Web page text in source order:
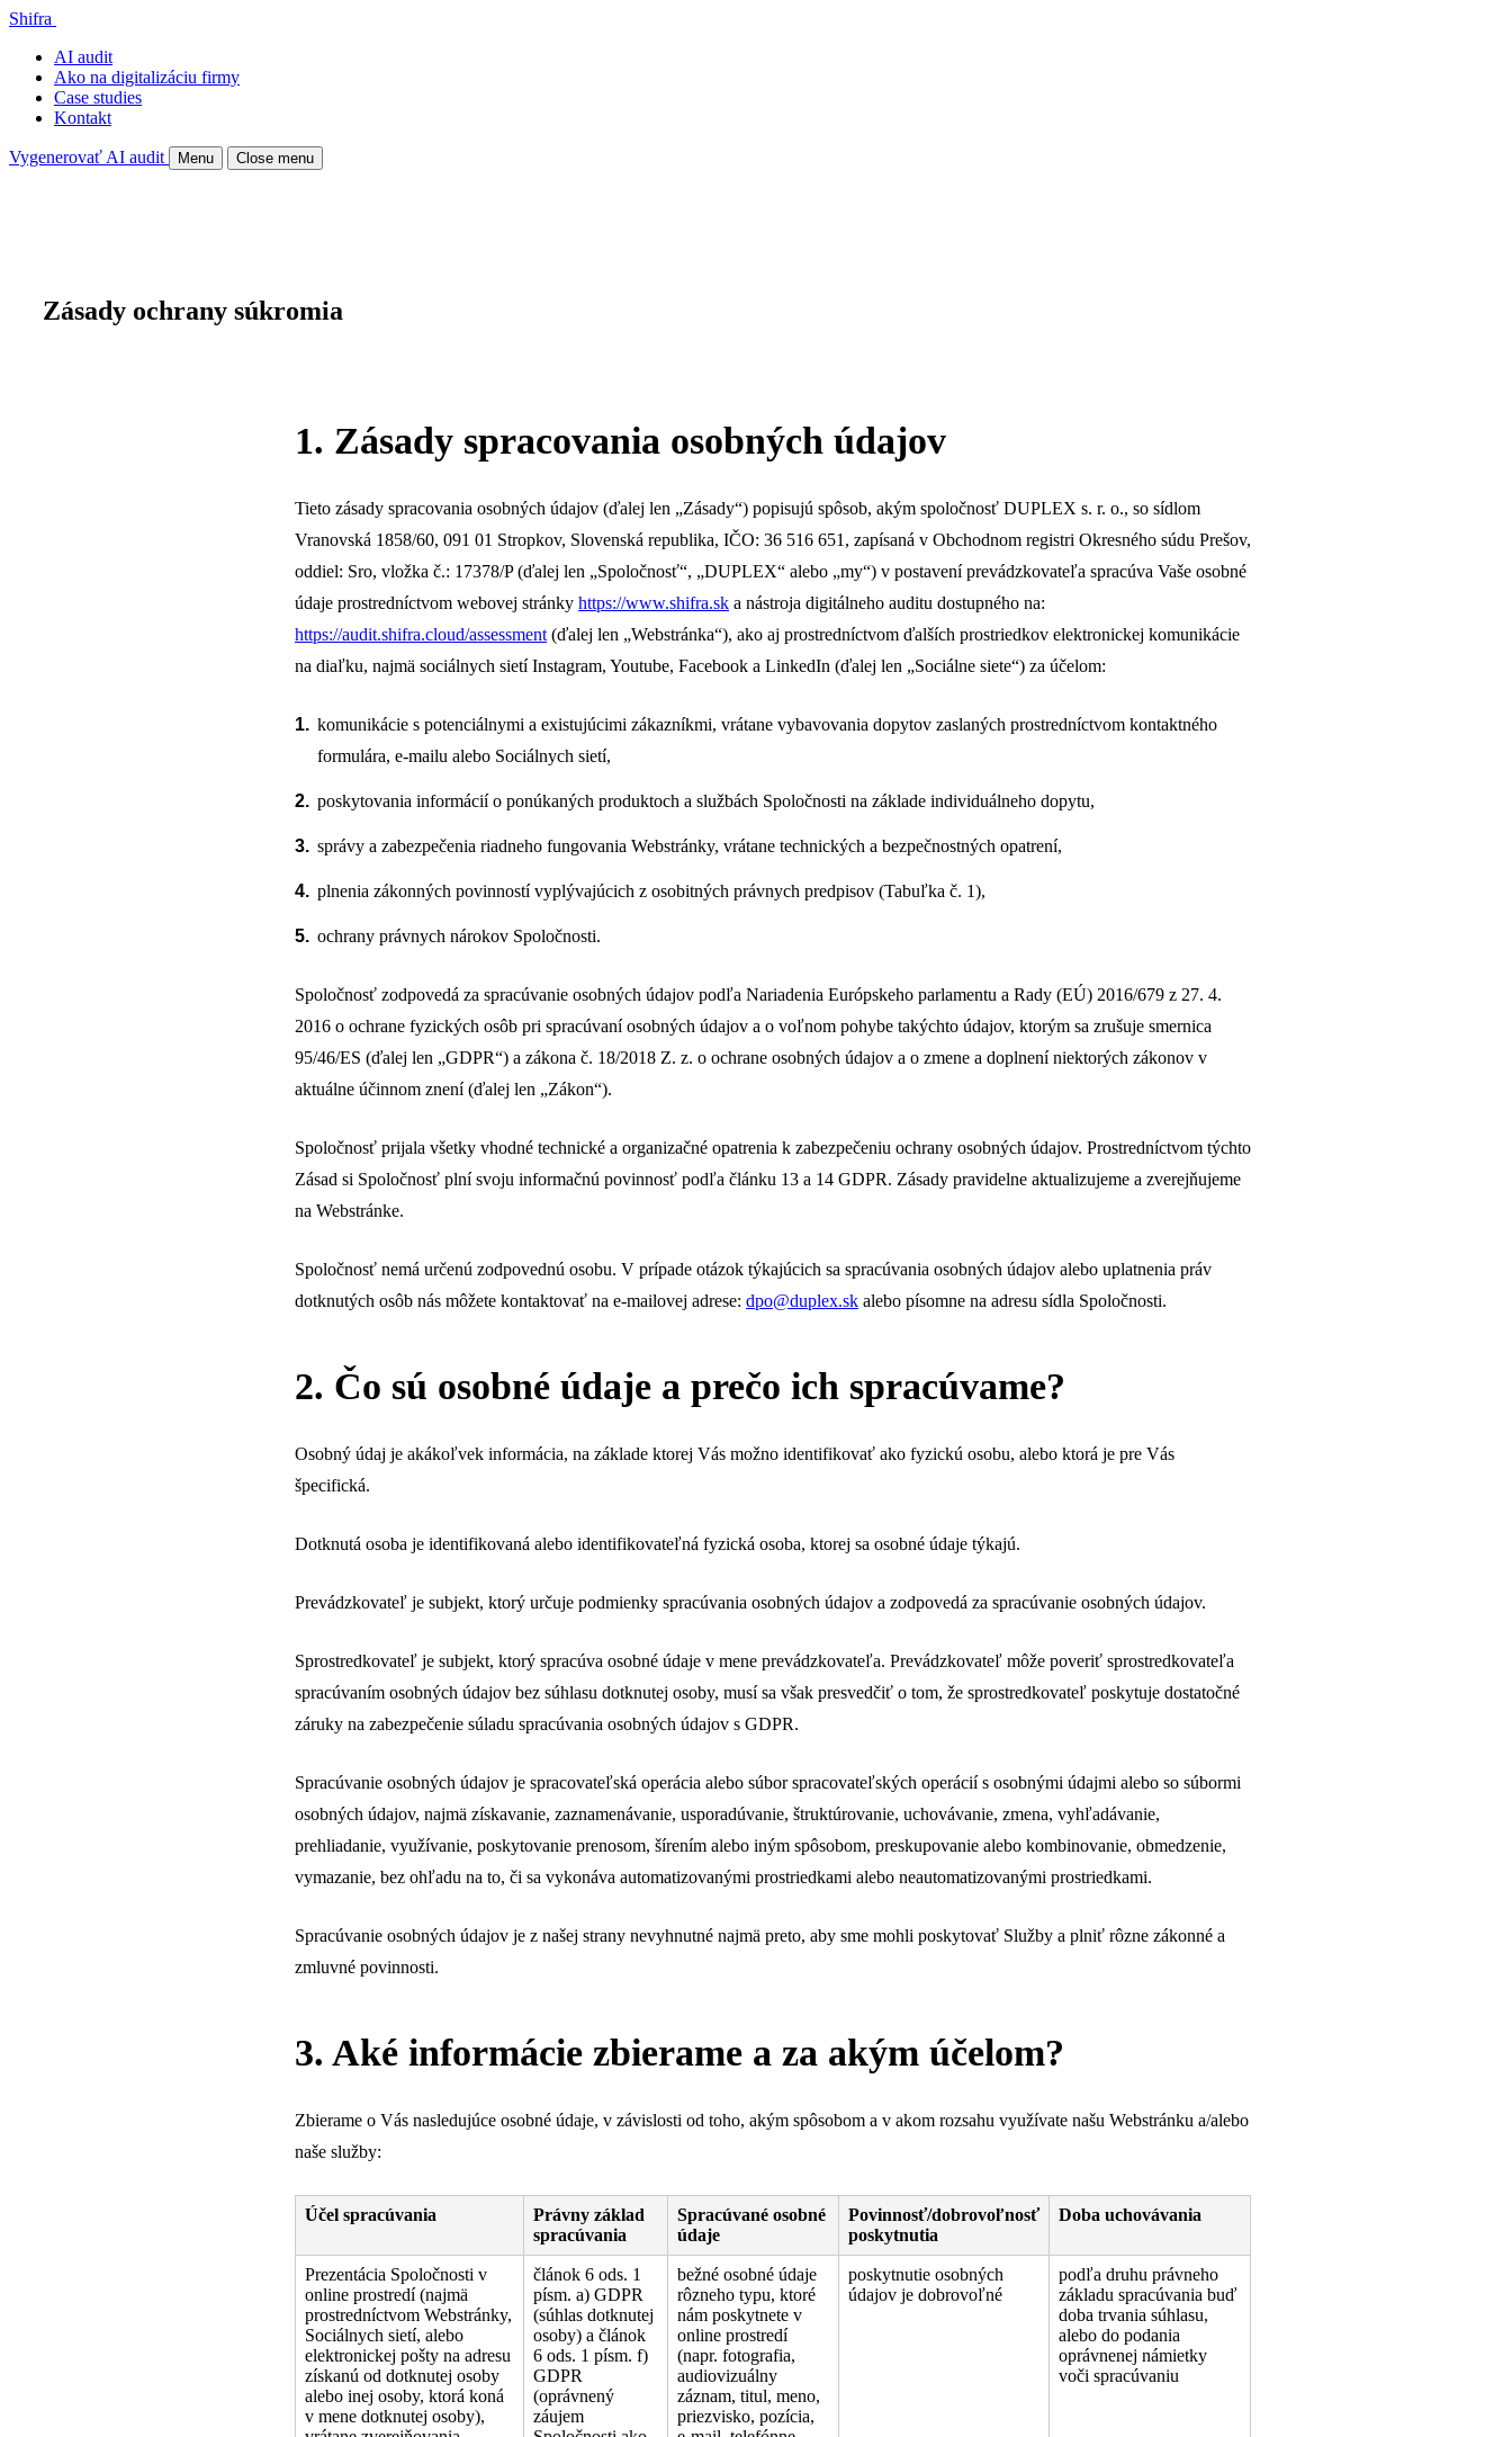
Shifra
AI audit
Ako na digitalizáciu firmy
Case studies
Kontakt
Vygenerovať AI audit Menu Close menu
Zásady ochrany súkromia
1. Zásady spracovania osobných údajov
Tieto zásady spracovania osobných údajov (ďalej len „Zásady“) popisujú spôsob, akým spoločnosť DUPLEX s. r. o., so sídlom
Vranovská 1858/60, 091 01 Stropkov, Slovenská republika, IČO: 36 516 651, zapísaná v Obchodnom registri Okresného súdu Prešov,
oddiel: Sro, vložka č.: 17378/P (ďalej len „Spoločnosť“, „DUPLEX“ alebo „my“) v postavení prevádzkovateľa spracúva Vaše osobné
údaje prostredníctvom webovej stránky https://www.shifra.sk a nástroja digitálneho auditu dostupného na:
https://audit.shifra.cloud/assessment (ďalej len „Webstránka“), ako aj prostredníctvom ďalších prostriedkov elektronickej komunikácie
na diaľku, najmä sociálnych sietí Instagram, Youtube, Facebook a LinkedIn (ďalej len „Sociálne siete“) za účelom:
komunikácie s potenciálnymi a existujúcimi zákazníkmi, vrátane vybavovania dopytov zaslaných prostredníctvom kontaktného
formulára, e-mailu alebo Sociálnych sietí,
poskytovania informácií o ponúkaných produktoch a službách Spoločnosti na základe individuálneho dopytu,
správy a zabezpečenia riadneho fungovania Webstránky, vrátane technických a bezpečnostných opatrení,
plnenia zákonných povinností vyplývajúcich z osobitných právnych predpisov (Tabuľka č. 1),
ochrany právnych nárokov Spoločnosti.
Spoločnosť zodpovedá za spracúvanie osobných údajov podľa Nariadenia Európskeho parlamentu a Rady (EÚ) 2016/679 z 27. 4.
2016 o ochrane fyzických osôb pri spracúvaní osobných údajov a o voľnom pohybe takýchto údajov, ktorým sa zrušuje smernica
95/46/ES (ďalej len „GDPR“) a zákona č. 18/2018 Z. z. o ochrane osobných údajov a o zmene a doplnení niektorých zákonov v
aktuálne účinnom znení (ďalej len „Zákon“).
Spoločnosť prijala všetky vhodné technické a organizačné opatrenia k zabezpečeniu ochrany osobných údajov. Prostredníctvom týchto
Zásad si Spoločnosť plní svoju informačnú povinnosť podľa článku 13 a 14 GDPR. Zásady pravidelne aktualizujeme a zverejňujeme
na Webstránke.
Spoločnosť nemá určenú zodpovednú osobu. V prípade otázok týkajúcich sa spracúvania osobných údajov alebo uplatnenia práv
dotknutých osôb nás môžete kontaktovať na e-mailovej adrese: dpo@duplex.sk alebo písomne na adresu sídla Spoločnosti.
2. Čo sú osobné údaje a prečo ich spracúvame?
Osobný údaj je akákoľvek informácia, na základe ktorej Vás možno identifikovať ako fyzickú osobu, alebo ktorá je pre Vás
špecifická.
Dotknutá osoba je identifikovaná alebo identifikovateľná fyzická osoba, ktorej sa osobné údaje týkajú.
Prevádzkovateľ je subjekt, ktorý určuje podmienky spracúvania osobných údajov a zodpovedá za spracúvanie osobných údajov.
Sprostredkovateľ je subjekt, ktorý spracúva osobné údaje v mene prevádzkovateľa. Prevádzkovateľ môže poveriť sprostredkovateľa
spracúvaním osobných údajov bez súhlasu dotknutej osoby, musí sa však presvedčiť o tom, že sprostredkovateľ poskytuje dostatočné
záruky na zabezpečenie súladu spracúvania osobných údajov s GDPR.
Spracúvanie osobných údajov je spracovateľská operácia alebo súbor spracovateľských operácií s osobnými údajmi alebo so súbormi
osobných údajov, najmä získavanie, zaznamenávanie, usporadúvanie, štruktúrovanie, uchovávanie, zmena, vyhľadávanie,
prehliadanie, využívanie, poskytovanie prenosom, šírením alebo iným spôsobom, preskupovanie alebo kombinovanie, obmedzenie,
vymazanie, bez ohľadu na to, či sa vykonáva automatizovanými prostriedkami alebo neautomatizovanými prostriedkami.
Spracúvanie osobných údajov je z našej strany nevyhnutné najmä preto, aby sme mohli poskytovať Služby a plniť rôzne zákonné a
zmluvné povinnosti.
3. Aké informácie zbierame a za akým účelom?
Zbierame o Vás nasledujúce osobné údaje, v závislosti od toho, akým spôsobom a v akom rozsahu využívate našu Webstránku a/alebo
naše služby:
Účel spracúvania
Právny základ
spracúvania
Spracúvané osobné
údaje
Povinnosť/dobrovoľnosť
poskytnutia
Doba uchovávania
Prezentácia Spoločnosti v
online prostredí (najmä
prostredníctvom Webstránky,
Sociálnych sietí, alebo
elektronickej pošty na adresu
získanú od dotknutej osoby
alebo inej osoby, ktorá koná
v mene dotknutej osoby),
článok 6 ods. 1
písm. a) GDPR
(súhlas dotknutej
osoby) a článok
6 ods. 1 písm. f)
GDPR
(oprávnený
záujem
bežné osobné údaje
rôzneho typu, ktoré
nám poskytnete v
online prostredí
(napr. fotografia,
audiovizuálny
záznam, titul, meno,
priezvisko, pozícia,
poskytnutie osobných
údajov je dobrovoľné
podľa druhu právneho
základu spracúvania buď
doba trvania súhlasu,
alebo do podania
oprávnenej námietky
voči spracúvaniu